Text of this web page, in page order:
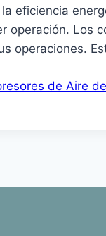
eficiencia
operación. Los
operaciones.
de Aire